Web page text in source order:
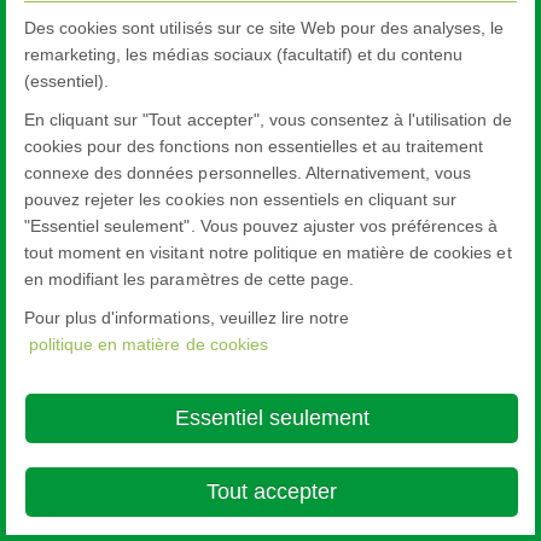
Des cookies sont utilisés sur ce site Web pour des analyses, le
remarketing, les médias sociaux (facultatif) et du contenu
(essentiel).
En cliquant sur "Tout accepter", vous consentez à l'utilisation de
cookies pour des fonctions non essentielles et au traitement
connexe des données personnelles. Alternativement, vous
pouvez rejeter les cookies non essentiels en cliquant sur
"Essentiel seulement". Vous pouvez ajuster vos préférences à
tout moment en visitant notre politique en matière de cookies et
en modifiant les paramètres de cette page.
Pour plus d'informations, veuillez lire notre
politique en matière de cookies
Essentiel seulement
Tout accepter